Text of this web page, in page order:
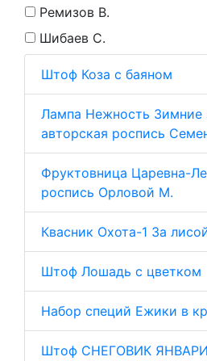
Ремизов В.
Шибаев С.
Штоф Коза с баяном
Лампа Нежность Зимние
авторская роспись
Фруктовница Царевна-
роспись Орловой М.
Квасник Охота-1 За
Штоф Лошадь с цветком
Набор специй Ежики в
Штоф СНЕГОВИК